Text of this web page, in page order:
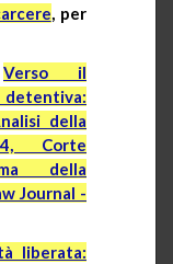
, per
Verso il
della
Corte
della
Journal -
liberata: